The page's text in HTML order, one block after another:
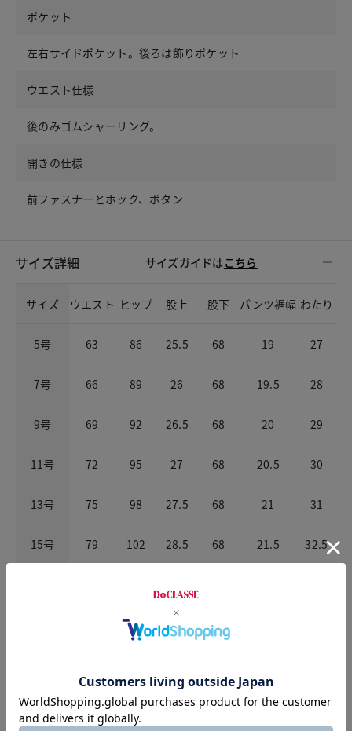
ポケット
左右サイドポケット。後ろは飾りポケット
ウエスト仕様
後のみゴムシャーリング。
開きの仕様
前ファスナーとホック、ボタン
サイズ詳細 サイズガイドは こちら
サイズ ウエスト ヒップ 股上 股下 パンツ裾幅 わたり
5号 63 86 25.5 68 19 27
7号 66 89 26 68 19.5 28
9号 69 92 26.5 68 20 29
11号 72 95 27 68 20.5 30
13号 75 98 27.5 68 21 31
15号 79 102 28.5 68 21.5 32.5
※商品によって柄の出方が異なります。
お店で試着する
チャット相談をする